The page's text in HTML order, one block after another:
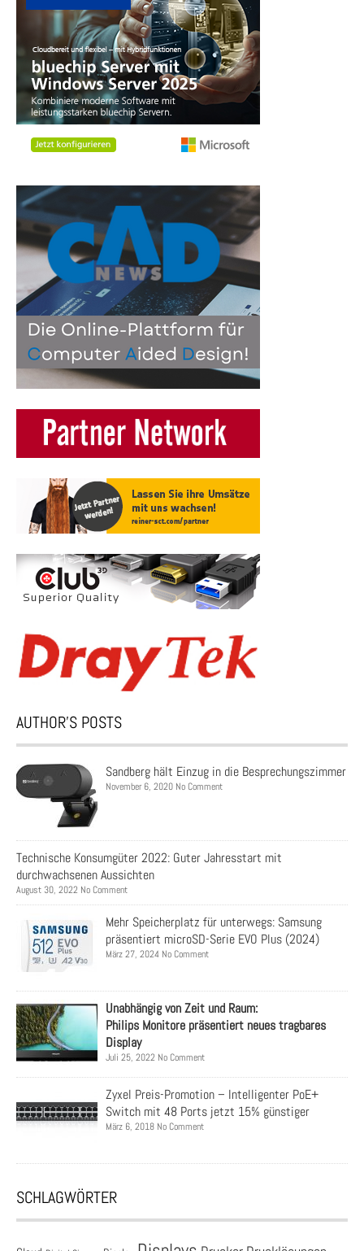
AUTHOR’S POSTS
Sandberg hält Einzug in die Besprechungszimmer
November 6, 2020 No Comment
Technische Konsumgüter 2022: Guter Jahresstart mit
durchwachsenen Aussichten
August 30, 2022 No Comment
Mehr Speicherplatz für unterwegs: Samsung
präsentiert microSD-Serie EVO Plus (2024)
März 27, 2024 No Comment
Unabhängig von Zeit und Raum:
Philips Monitore präsentiert neues tragbares
Display
Juli 25, 2022 No Comment
Zyxel Preis-Promotion – Intelligenter PoE+
Switch mit 48 Ports jetzt 15% günstiger
März 6, 2018 No Comment
SCHLAGWÖRTER